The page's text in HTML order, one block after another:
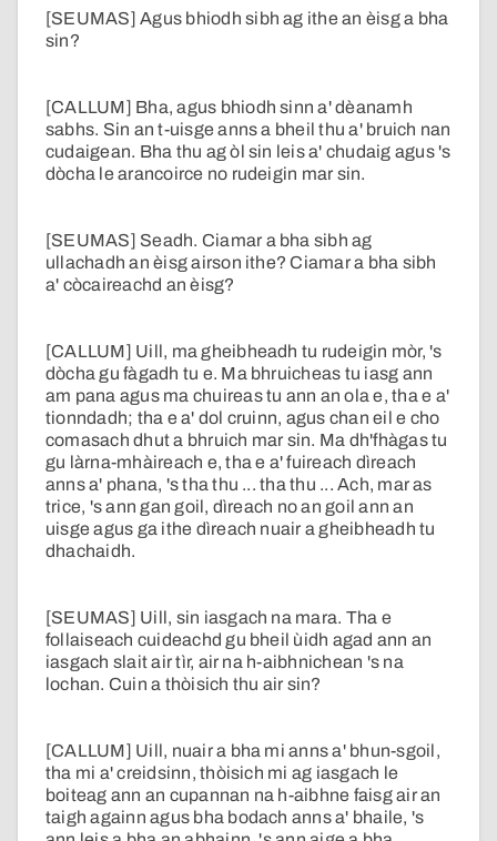
[SEUMAS] Agus bhiodh sibh ag ithe an èisg a bha
sin?
[CALLUM] Bha, agus bhiodh sinn a' dèanamh
sabhs. Sin an t-uisge anns a bheil thu a' bruich nan
cudaigean. Bha thu ag òl sin leis a' chudaig agus 's
dòcha le arancoirce no rudeigin mar sin.
[SEUMAS] Seadh. Ciamar a bha sibh ag
ullachadh an èisg airson ithe? Ciamar a bha sibh
a' còcaireachd an èisg?
[CALLUM] Uill, ma gheibheadh tu rudeigin mòr, 's
dòcha gu fàgadh tu e. Ma bhruicheas tu iasg ann
am pana agus ma chuireas tu ann an ola e, tha e a'
tionndadh; tha e a' dol cruinn, agus chan eil e cho
comasach dhut a bhruich mar sin. Ma dh'fhàgas tu
gu làrna-mhàireach e, tha e a' fuireach dìreach
anns a' phana, 's tha thu ... tha thu ... Ach, mar as
trice, 's ann gan goil, dìreach no an goil ann an
uisge agus ga ithe dìreach nuair a gheibheadh tu
dhachaidh.
[SEUMAS] Uill, sin iasgach na mara. Tha e
follaiseach cuideachd gu bheil ùidh agad ann an
iasgach slait air tìr, air na h-aibhnichean 's na
lochan. Cuin a thòisich thu air sin?
[CALLUM] Uill, nuair a bha mi anns a' bhun-sgoil,
tha mi a' creidsinn, thòisich mi ag iasgach le
boiteag ann an cupannan na h-aibhne faisg air an
taigh againn agus bha bodach anns a' bhaile, 's